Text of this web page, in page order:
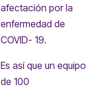
afectación por la
enfermedad de
COVID- 19.
Es así que un equipo
de 100